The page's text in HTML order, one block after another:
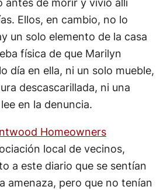
Ellos, en cambio, no lo
un solo elemento de la casa
física de que Marilyn
día en ella, ni un solo mueble,
descascarillada, ni una
en la denuncia.
Homeowners
local de vecinos,
a este diario que se sentían
amenaza, pero que no tenían